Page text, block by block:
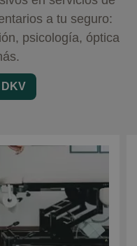
a tu seguro:
psicología, óptica
DKV